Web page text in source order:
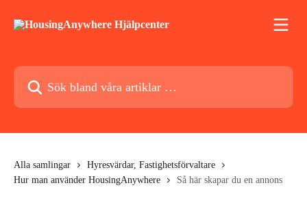
Sök bland våra artiklar …
Alla samlingar
Hyresvärdar, Fastighetsförvaltare
Hur man använder HousingAnywhere
Så här skapar du en annons